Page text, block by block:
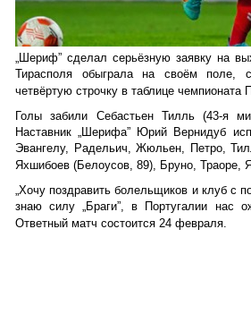
„Шериф” сделал серьёзную заявку на
Тирасполя обыграла на своём поле,
четвёртую строчку в таблице чемпионата
Голы забили Себастьен Тилль (43-я
Наставник „Шерифа” Юрий Вернидуб
Эвангелу, Радельич, Жюльен, Петро,
Яхшибоев (Белоусов, 89), Бруно, Траоре,
„Хочу поздравить болельщиков и клуб с
знаю силу „Браги”, в Португалии нас
Ответный матч состоится 24 февраля.